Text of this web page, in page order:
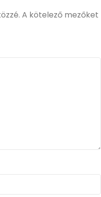
A kötelező mezőket